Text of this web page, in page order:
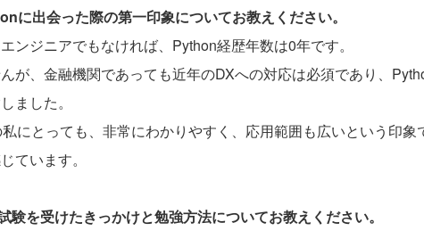
に出会った際の第一印象についてお教えください。
ンジニアでもなければ、Python経歴年数は0年です。
が、金融機関であっても近年のDXへの対応は必須であり、
ました。
にとっても、非常にわかりやすく、応用範囲も広いという印象
ています。
を受けたきっかけと勉強方法についてお教えください。